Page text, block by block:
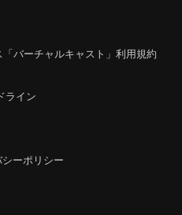
バーチャルキャスト」利用規約
ライン
ーポリシー